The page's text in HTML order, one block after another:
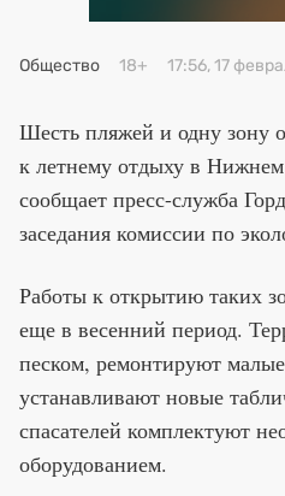
Общество 18+ 17:56, 17
Шесть пляжей и одну зону
к летнему отдыху в
сообщает пресс-служба
заседания комиссии по
Работы к открытию таких
еще в весенний период.
песком, ремонтируют
устанавливают новые
спасателей комплектуют
оборудованием.